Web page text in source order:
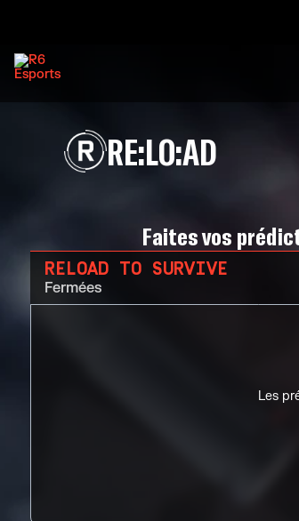
RE:LO:AD
Faites vos
RELOAD TO SURVIVE
Fermées
Les